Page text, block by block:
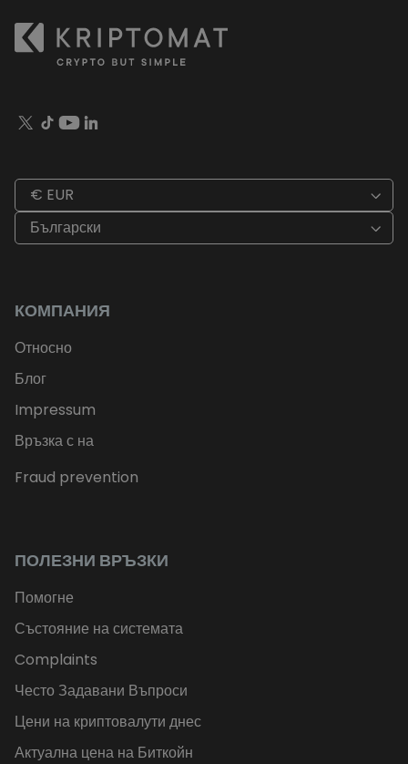
€ EUR
Български
КОМПАНИЯ
Относно
Блог
Impressum
Връзка с на
Fraud prevention
ПОЛЕЗНИ ВРЪЗКИ
Помогне
Състояние на системата
Complaints
Често Задавани Въпроси
Цени на криптовалути днес
Актуална цена на Биткойн